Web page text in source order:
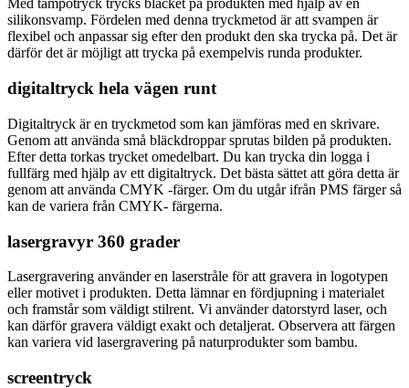
Med tampotryck trycks bläcket på produkten med hjälp av en
silikonsvamp. Fördelen med denna tryckmetod är att svampen är
flexibel och anpassar sig efter den produkt den ska trycka på. Det är
därför det är möjligt att trycka på exempelvis runda produkter.
digitaltryck hela vägen runt
Digitaltryck är en tryckmetod som kan jämföras med en skrivare.
Genom att använda små bläckdroppar sprutas bilden på produkten.
Efter detta torkas trycket omedelbart. Du kan trycka din logga i
fullfärg med hjälp av ett digitaltryck. Det bästa sättet att göra detta är
genom att använda CMYK -färger. Om du utgår ifrån PMS färger så
kan de variera från CMYK- färgerna.
lasergravyr 360 grader
Lasergravering använder en laserstråle för att gravera in logotypen
eller motivet i produkten. Detta lämnar en fördjupning i materialet
och framstår som väldigt stilrent. Vi använder datorstyrd laser, och
kan därför gravera väldigt exakt och detaljerat. Observera att färgen
kan variera vid lasergravering på naturprodukter som bambu.
screentryck